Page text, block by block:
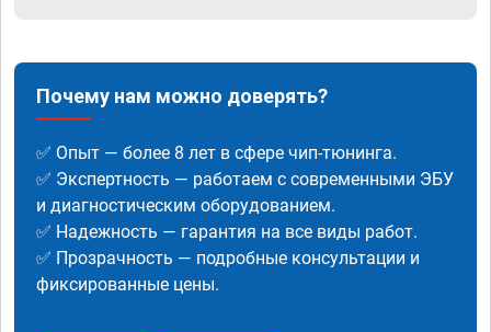
Почему нам можно доверять?
✅ Опыт — более 8 лет в сфере чип-тюнинга.
✅ Экспертность — работаем с современными ЭБУ
и диагностическим оборудованием.
✅ Надежность — гарантия на все виды работ.
✅ Прозрачность — подробные консультации и
фиксированные цены.